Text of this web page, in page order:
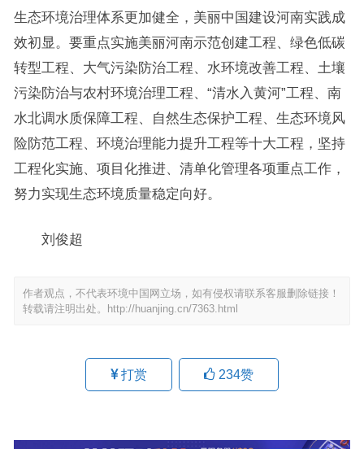
生态环境治理体系更加健全，美丽中国建设河南实践成
效初显。要重点实施美丽河南示范创建工程、绿色低碳
转型工程、大气污染防治工程、水环境改善工程、土壤
污染防治与农村环境治理工程、“清水入黄河”工程、南
水北调水质保障工程、自然生态保护工程、生态环境风
险防范工程、环境治理能力提升工程等十大工程，坚持
工程化实施、项目化推进、清单化管理各项重点工作，
努力实现生态环境质量稳定向好。
刘俊超
作者观点，不代表环境中国网立场，如有侵权请联系客服删除链接！
转载请注明出处。
http://huanjing.cn/7363.html
打赏 234赞